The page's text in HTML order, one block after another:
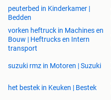
peuterbed in Kinderkamer |
Bedden
vorken heftruck in Machines en
Bouw | Heftrucks en Intern
transport
suzuki rmz in Motoren | Suzuki
het bestek in Keuken | Bestek